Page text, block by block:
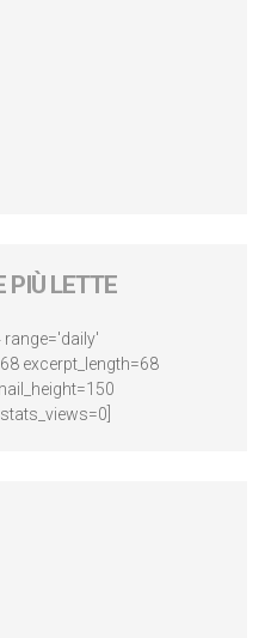
PIÙ LETTE
range='daily'
excerpt_length=68